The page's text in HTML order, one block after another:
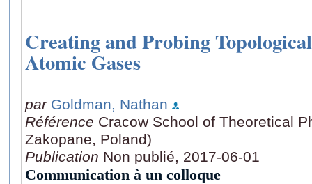
Creating and Probing
Atomic Gases
par Goldman, Nathan
Référence Cracow School of Theoretical
Zakopane, Poland)
Publication Non publié, 2017-06-01
Communication à un colloque